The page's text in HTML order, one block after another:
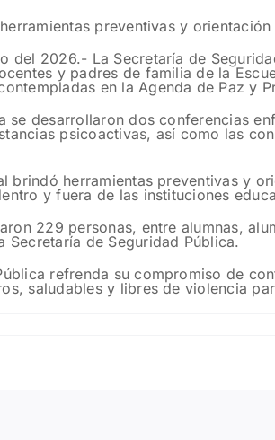
preventivas y
del 2026.- La Secretaría de
y padres de familia de la
en la Agenda de Paz y
se desarrollaron dos conferencias
psicoactivas, así como las
brindó herramientas preventivas y
y fuera de las instituciones
229 personas, entre alumnas,
Secretaría de Seguridad Pública.
refrenda su compromiso de
saludables y libres de violencia